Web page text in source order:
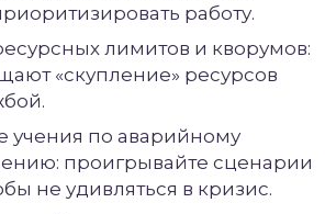
работу.
лимитов и кворумов:
«скупление» ресурсов
учения по аварийному
проигрывайте сценарии
не удивляться в кризис.